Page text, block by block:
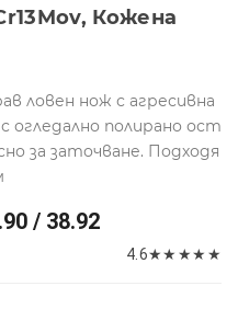
Кожена
ловен нож с агресивна
огледално полирано ост
за заточване. Подходя
/ 38.92
4.6★★ ★★ ★